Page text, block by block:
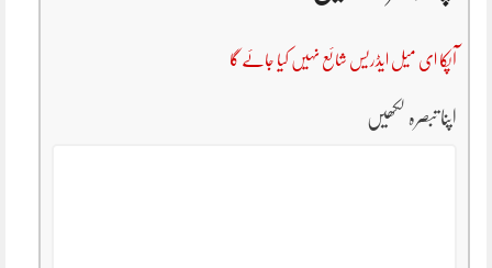
آپکا ای میل ایڈریس شائع نہیں کیا جائے گا
اپنا تبصرہ لکھیں